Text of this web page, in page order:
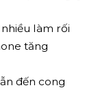
làm rối
tăng
đến cong